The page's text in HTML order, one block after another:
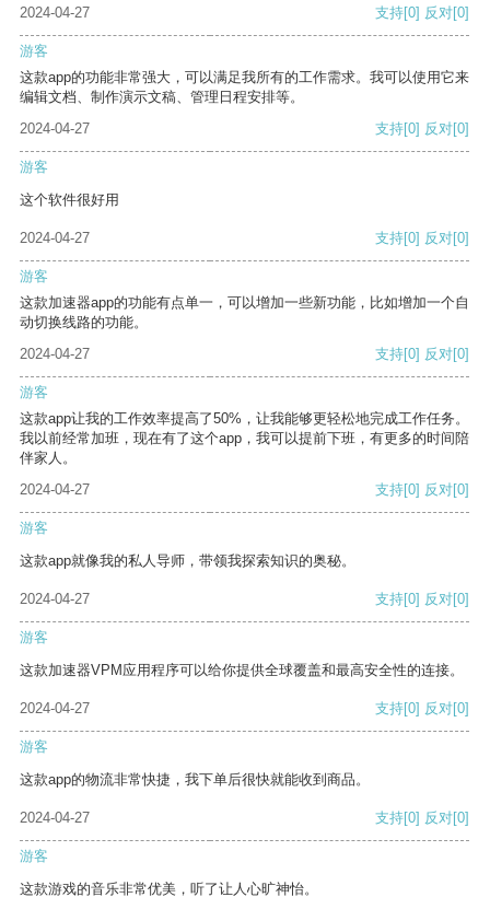
2024-04-27 支持[0] 反对[0]
游客
这款app的功能非常强大，可以满足我所有的工作需求。我可以使用它来
编辑文档、制作演示文稿、管理日程安排等。
2024-04-27
支持[0] 反对[0]
游客
这个软件很好用
2024-04-27 支持[0] 反对[0]
游客
这款加速器app的功能有点单一，可以增加一些新功能，比如增加一个自
动切换线路的功能。
2024-04-27
支持[0] 反对[0]
游客
这款app让我的工作效率提高了50%，让我能够更轻松地完成工作任务。
我以前经常加班，现在有了这个app，我可以提前下班，有更多的时间陪
伴家人。
2024-04-27
支持[0] 反对[0]
游客
这款app就像我的私人导师，带领我探索知识的奥秘。
2024-04-27 支持[0] 反对[0]
游客
这款加速器VPM应用程序可以给你提供全球覆盖和最高安全性的连接。
2024-04-27 支持[0] 反对[0]
游客
这款app的物流非常快捷，我下单后很快就能收到商品。
2024-04-27 支持[0] 反对[0]
游客
这款游戏的音乐非常优美，听了让人心旷神怡。